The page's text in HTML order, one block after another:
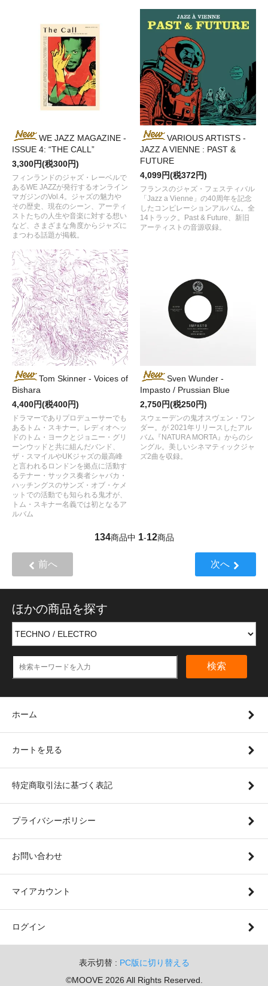
WE JAZZ MAGAZINE -
ISSUE 4: “THE CALL”
3,300円(税300円)
フィンランドのジャズ・レーベルで
あるWE JAZZが発行するオンライン
マガジンのVol.4。ジャズの魅力や
その歴史、現在のシーン、アーティ
ストたちの人生や音楽に対する想い
など、さまざまな角度からジャズに
まつわる話題が掲載。
VARIOUS ARTISTS -
JAZZ A VIENNE : PAST &
FUTURE
4,099円(税372円)
フランスのジャズ・フェスティバル
「Jazz a Vienne」の40周年を記念
したコンピレーションアルバム。全
14トラック。Past & Future、新旧
アーティストの音源収録。
Tom Skinner - Voices of
Bishara
4,400円(税400円)
ドラマーでありプロデューサーでも
あるトム・スキナー。レディオヘッ
ドのトム・ヨークとジョニー・グリ
ーンウッドと共に組んだバンド、
ザ・スマイルやUKジャズの最高峰
と言われるロンドンを拠点に活動す
るテナー・サックス奏者シャバカ・
ハッチングスのサンズ・オブ・ケメ
ットでの活動でも知られる鬼才が、
トム・スキナー名義では初となるア
ルバム
Sven Wunder -
Impasto / Prussian Blue
2,750円(税250円)
スウェーデンの鬼才スヴェン・ワン
ダー。が 2021年リリースしたアル
バム『NATURA MORTA』からのシ
ングル。美しいシネマティックジャ
ズ2曲を収録。
134商品中 1-12商品
前へ 次へ
ほかの商品を探す
検索
ホーム
カートを見る
特定商取引法に基づく表記
プライバシーポリシー
お問い合わせ
マイアカウント
ログイン
表示切替 : PC版に切り替える
©MOOVE 2026 All Rights Reserved.